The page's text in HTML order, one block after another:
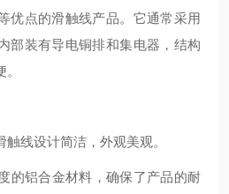
优点的滑触线产品。它通常采用
部装有导电铜排和集电器，结构
线设计简洁，外观美观。
的铝合金材料，确保了产品的耐